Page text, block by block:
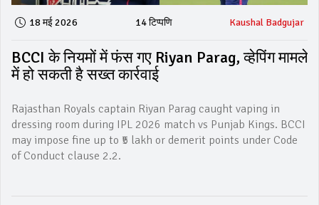
18 मई 2026 14 टिप्पणि Kaushal Badgujar
BCCI के नियमों में फंस गए Riyan Parag, व्हेपिंग मामले
में हो सकती है सख्त कार्रवाई
Rajasthan Royals captain Riyan Parag caught vaping in
dressing room during IPL 2026 match vs Punjab Kings. BCCI
may impose fine up to ₹5 lakh or demerit points under Code
of Conduct clause 2.2.